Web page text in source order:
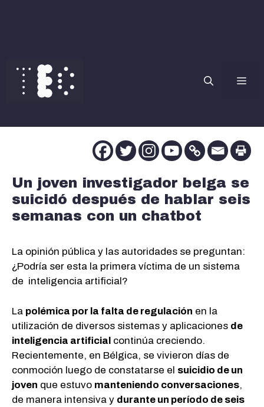
contenido
Un joven investigador belga se
suicidó después de hablar seis
semanas con un chatbot
La opinión pública y las autoridades se preguntan:
¿Podría ser esta la primera víctima de un sistema
de inteligencia artificial?
La polémica por la falta de regulación en la
utilización de diversos sistemas y aplicaciones de
inteligencia artificial continúa creciendo.
Recientemente, en Bélgica, se vivieron días de
conmoción luego de constatarse el suicidio de un
joven que estuvo manteniendo conversaciones,
de manera intensiva y durante un período de seis